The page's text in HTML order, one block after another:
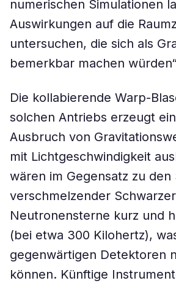
numerischen Simulationen
Auswirkungen auf die
untersuchen, die sich als
bemerkbar machen
Die kollabierende Warp-
solchen Antriebs erzeugt
Ausbruch von
mit Lichtgeschwindigkeit
wären im Gegensatz zu den
verschmelzender
Neutronensterne kurz und
(bei etwa 300 Kilohertz),
gegenwärtigen Detektoren
können. Künftige